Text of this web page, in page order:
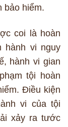
bảo hiểm.
coi là hoàn
hành vi nguy
hành vi gian
tội hoàn
Điều kiện
vi của tội
xảy ra tước